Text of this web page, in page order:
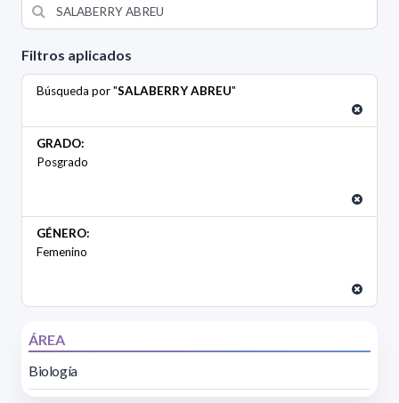
Filtros aplicados
Búsqueda por "SALABERRY ABREU"
GRADO:
Posgrado
GÉNERO:
Femenino
ÁREA
Biología